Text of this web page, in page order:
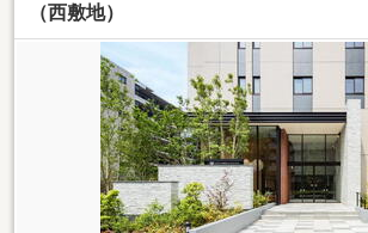
（西敷地）